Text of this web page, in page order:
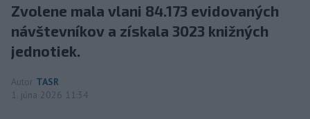
Zvolene mala vlani 84.173 evidovaných
návštevníkov a získala 3023 knižných
jednotiek.
Autor TASR
1. júna 2026 11:34